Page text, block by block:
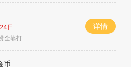
日
全靠打
详情
币